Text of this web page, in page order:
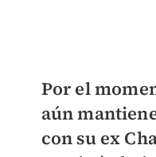
Por el
aún
con su ex